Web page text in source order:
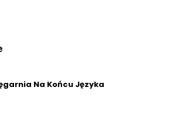
Na Końcu Języka